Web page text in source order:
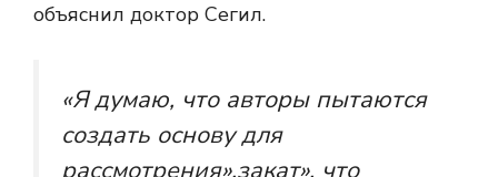
объяснил доктор Сегил.
«Я думаю, что авторы пытаются
создать основу для